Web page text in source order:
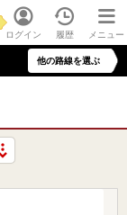
ログイン 履歴 メニュー
他の路線を選ぶ